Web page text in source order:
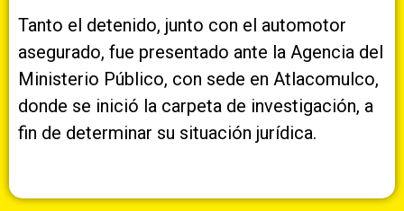
Tanto el detenido, junto con el automotor
asegurado, fue presentado ante la Agencia del
Ministerio Público, con sede en Atlacomulco,
donde se inició la carpeta de investigación, a
fin de determinar su situación jurídica.